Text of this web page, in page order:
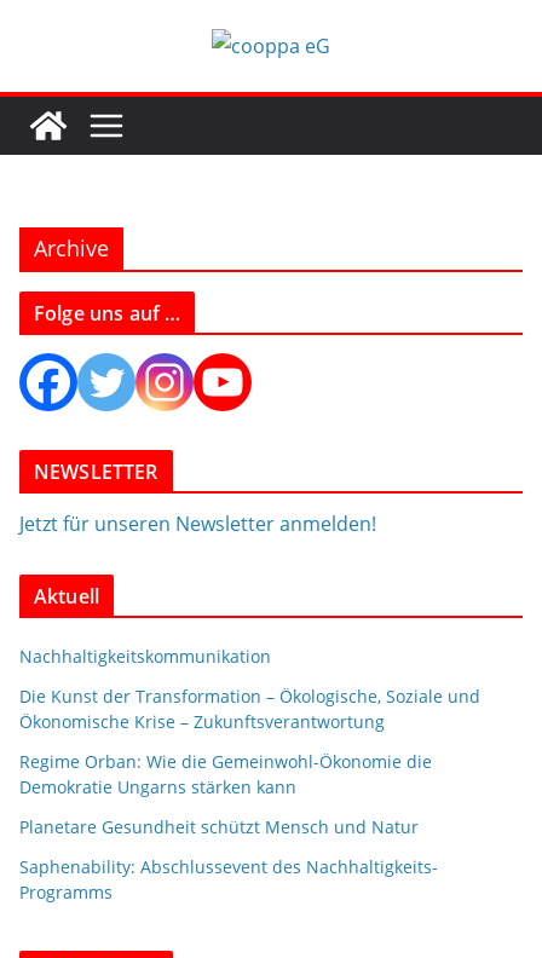
Archive
Folge uns auf …
NEWSLETTER
Jetzt für unseren Newsletter anmelden!
Aktuell
Nachhaltigkeitskommunikation
Die Kunst der Transformation – Ökologische, Soziale und
Ökonomische Krise – Zukunftsverantwortung
Regime Orban: Wie die Gemeinwohl-Ökonomie die
Demokratie Ungarns stärken kann
Planetare Gesundheit schützt Mensch und Natur
Saphenability: Abschlussevent des Nachhaltigkeits-
Programms